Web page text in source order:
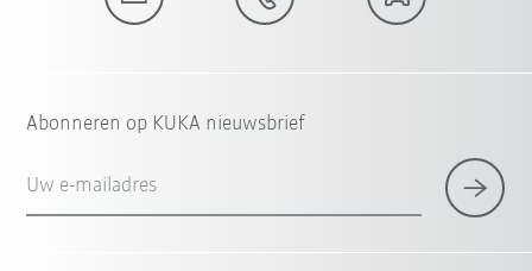
Abonneren op KUKA nieuwsbrief
Uw e-mailadres